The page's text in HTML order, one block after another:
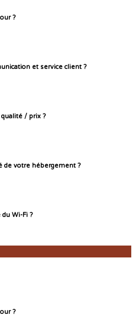
?
et service client ?
/ prix ?
de votre hébergement ?
Wi-Fi ?
?